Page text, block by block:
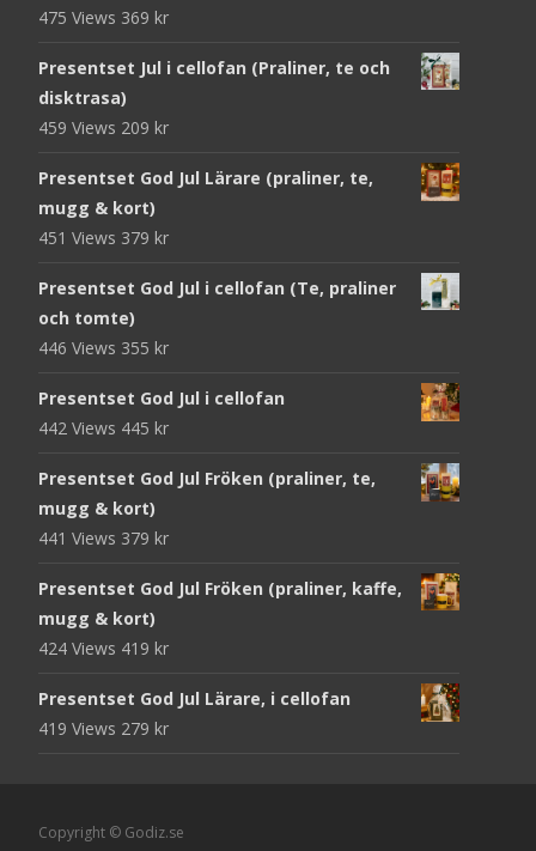
475 Views 369 kr
Presentset Jul i cellofan (Praliner, te och
disktrasa)
459 Views 209 kr
Presentset God Jul Lärare (praliner, te,
mugg & kort)
451 Views 379 kr
Presentset God Jul i cellofan (Te, praliner
och tomte)
446 Views 355 kr
Presentset God Jul i cellofan
442 Views 445 kr
Presentset God Jul Fröken (praliner, te,
mugg & kort)
441 Views 379 kr
Presentset God Jul Fröken (praliner, kaffe,
mugg & kort)
424 Views 419 kr
Presentset God Jul Lärare, i cellofan
419 Views 279 kr
Copyright © Godiz.se